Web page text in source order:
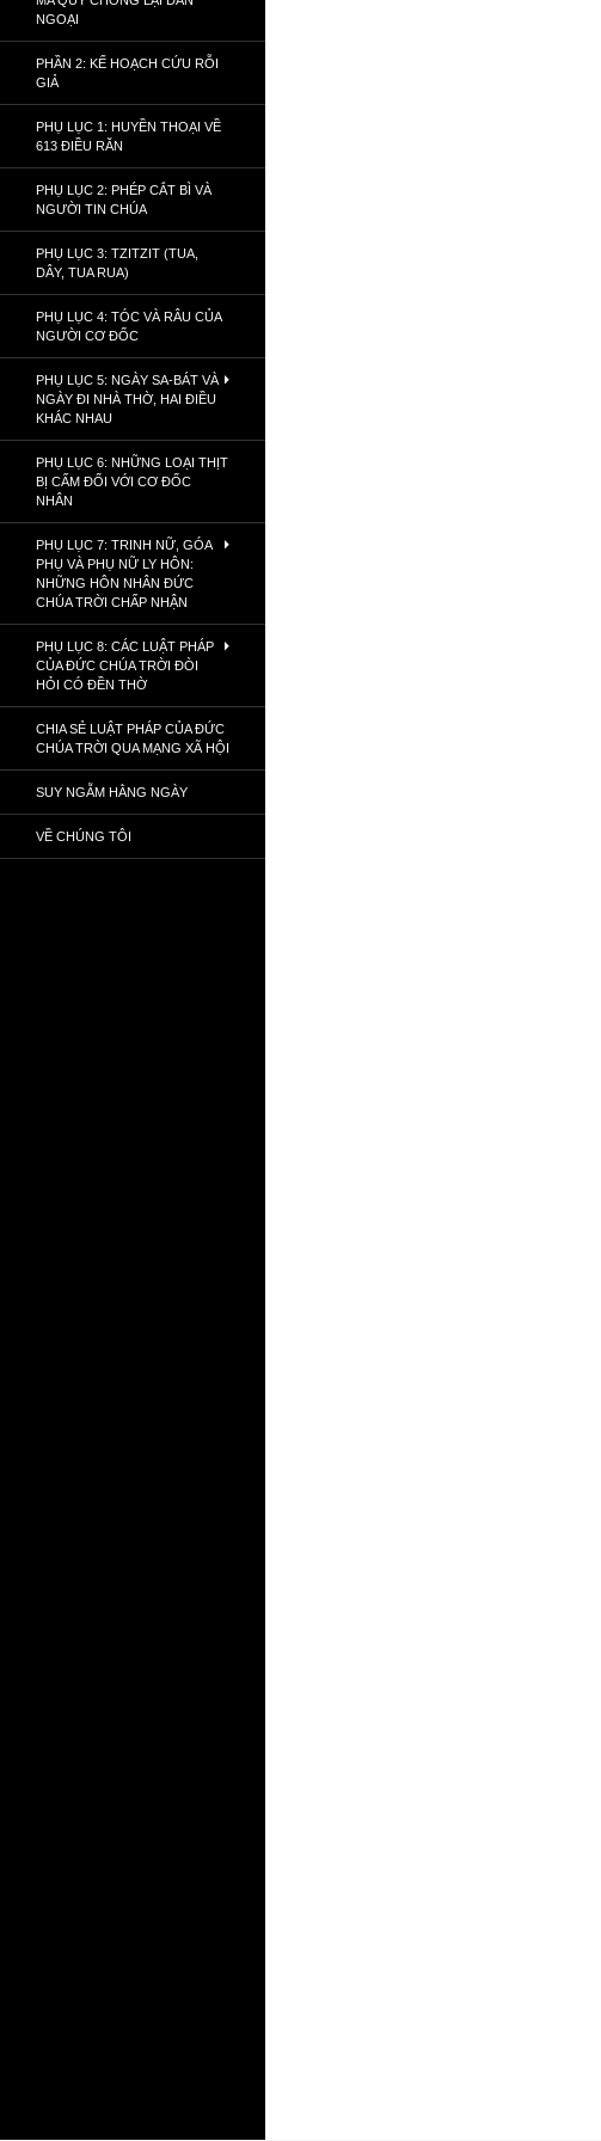
NGOẠI
PHẦN 2: KẾ HOẠCH CỨU RỖI
GIẢ
PHỤ LỤC 1: HUYỀN THOẠI VỀ
613 ĐIỀU RĂN
PHỤ LỤC 2: PHÉP CẮT BÌ VÀ
NGƯỜI TIN CHÚA
PHỤ LỤC 3: TZITZIT (TUA,
DÂY, TUA RUA)
PHỤ LỤC 4: TÓC VÀ RÂU CỦA
NGƯỜI CƠ ĐỐC
PHỤ LỤC 5: NGÀY SA-BÁT VÀ
NGÀY ĐI NHÀ THỜ, HAI ĐIỀU
KHÁC NHAU
PHỤ LỤC 6: NHỮNG LOẠI THỊT
BỊ CẤM ĐỐI VỚI CƠ ĐỐC
NHÂN
PHỤ LỤC 7: TRINH NỮ, GÓA
PHỤ VÀ PHỤ NỮ LY HÔN:
NHỮNG HÔN NHÂN ĐỨC
CHÚA TRỜI CHẤP NHẬN
PHỤ LỤC 8: CÁC LUẬT PHÁP
CỦA ĐỨC CHÚA TRỜI ĐÒI
HỎI CÓ ĐỀN THỜ
CHIA SẺ LUẬT PHÁP CỦA ĐỨC
CHÚA TRỜI QUA MẠNG XÃ HỘI
SUY NGẪM HẰNG NGÀY
VỀ CHÚNG TÔI